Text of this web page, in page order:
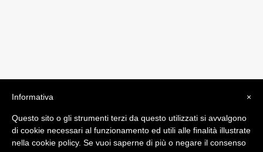
byComunicatori su Misura srl
Termini e Condizioni di Vendita - Terms and Conditions
×
Informativa
Questo sito o gli strumenti terzi da questo utilizzati si avvalgono
di cookie necessari al funzionamento ed utili alle finalità illustrate
nella cookie policy. Se vuoi saperne di più o negare il consenso